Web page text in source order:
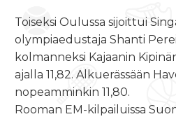
Toiseksi Oulussa sijoittui
olympiaedustaja Shanti
kolmanneksi Kajaanin
ajalla 11,82. Alkuerässään
nopeamminkin 11,80.
Rooman EM-kilpailuissa